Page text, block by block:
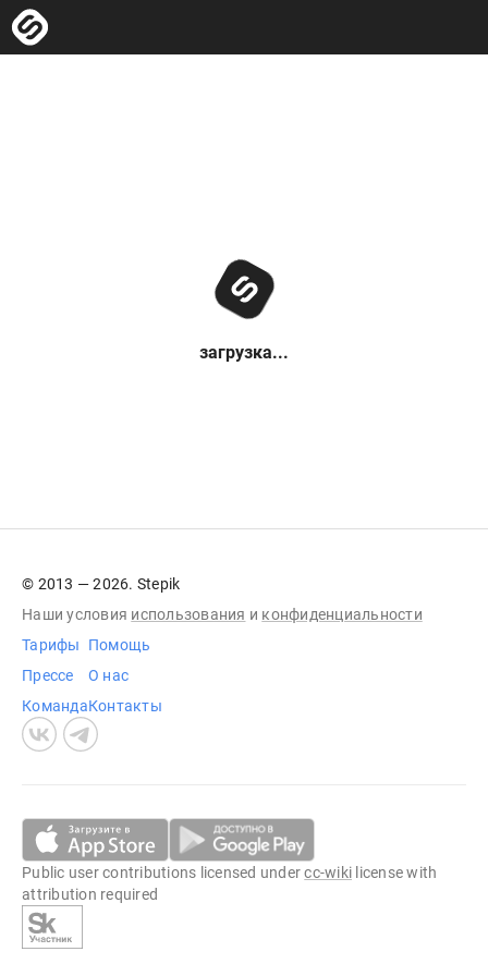
загрузка...
© 2013 — 2026. Stepik
Наши условия использования и конфиденциальности
Тарифы
Прессе
Команда
Помощь
О нас
Контакты
Public user contributions licensed undercc-wiki license with
attribution required